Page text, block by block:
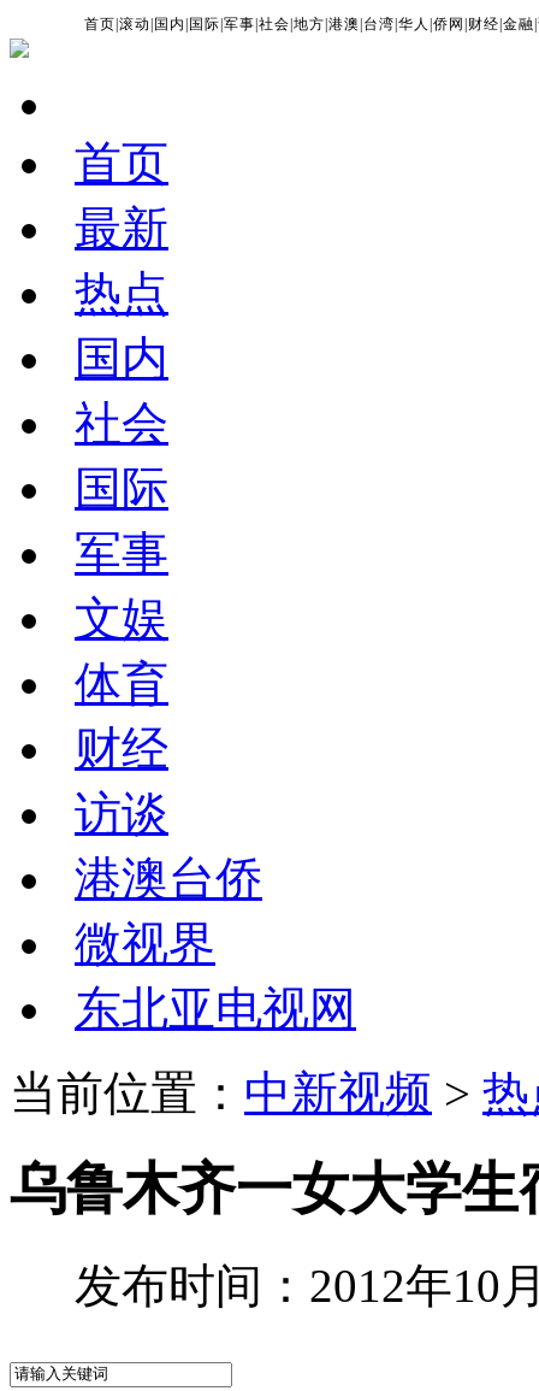
首页 |滚动 国内 国际 |军事 |社会 |地方 |港澳 台湾 |华人 |侨网 财经 |金融 |
首页
最新
热点
国内
社会
国际
军事
文娱
体育
财经
访谈
港澳台侨
微视界
东北亚电视网
当前位置： 中新视频 >
乌鲁木齐一女大学
发布时间：2012年10